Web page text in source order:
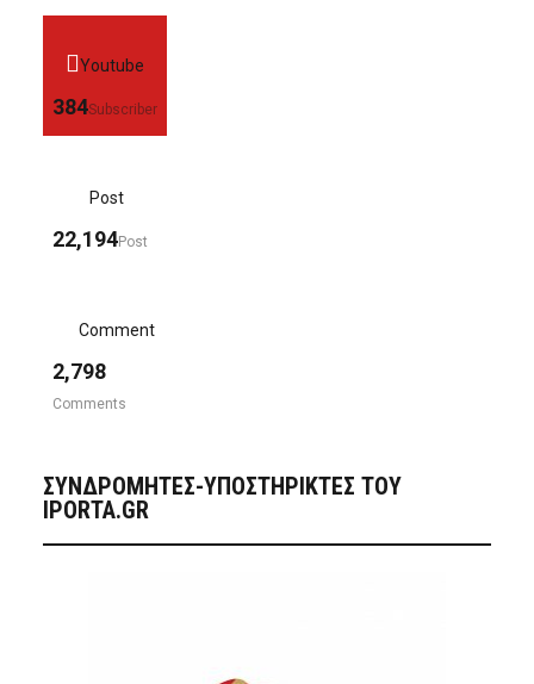
Youtube
384Subscriber
Post
22,194Post
Comment
2,798
Comments
ΣΥΝΔΡΟΜΗΤΈΣ-ΥΠΟΣΤΗΡΙΚΤΈΣ ΤΟΥ
IPORTA.GR